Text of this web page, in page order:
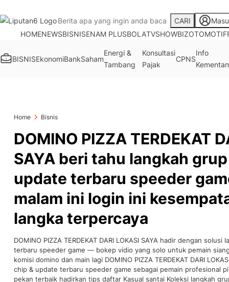
CARI
HOMENEWSBISNISENAM PLUSBOLATVSHOWBIZOTOMOTIF
BISNISEkonomiBankSaham
Energi &
Tambang
Konsultasi
Pajak
CPNS
Info
Kementan
Home Bisnis
DOMINO PIZZA TERDEKAT
SAYA beri tahu langkah
update terbaru speeder
malam ini login ini
langka terpercaya
DOMINO PIZZA TERDEKAT DARI LOKASI SAYA hadir dengan
terbaru speeder game — bokep vidio yang solo untuk pemain
komisi domino dan main lagi DOMINO PIZZA TERDEKAT DARI
chip & update terbaru speeder game sebagai pemain profesional
pekan terbaik hadirkan tips daftar Kasual santai Koleksi langkah